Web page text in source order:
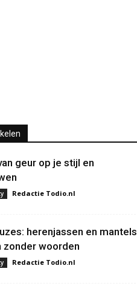
geur op je stijl en
Redactie Todio.nl
herenjassen en mantels
zonder woorden
Redactie Todio.nl